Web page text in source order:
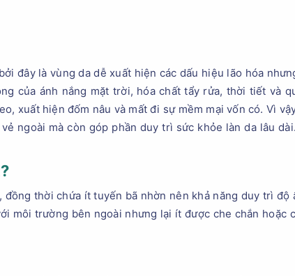
đây là vùng da dễ xuất hiện các dấu hiệu lão hóa
của ánh nắng mặt trời, hóa chất tẩy rửa, thời tiết và
xuất hiện đốm nâu và mất đi sự mềm mại vốn có. Vì
ngoài mà còn góp phần duy trì sức khỏe làn da lâu
thời chứa ít tuyến bã nhờn nên khả năng duy trì độ
môi trường bên ngoài nhưng lại ít được che chắn hoặc